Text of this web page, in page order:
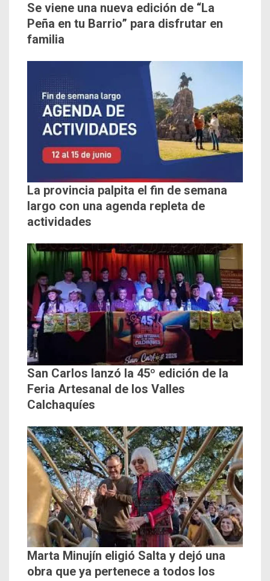
Se viene una nueva edición de “La
Peña en tu Barrio” para disfrutar en
familia
La provincia palpita el fin de semana
largo con una agenda repleta de
actividades
San Carlos lanzó la 45º edición de la
Feria Artesanal de los Valles
Calchaquíes
Marta Minujín eligió Salta y dejó una
obra que ya pertenece a todos los